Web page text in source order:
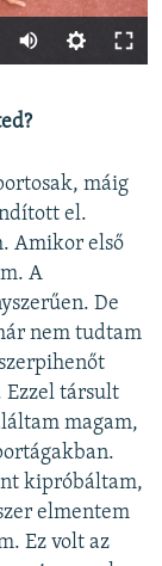
1080p
máig
el.
Amikor első
A
De
nem tudtam
Ezzel társult
magam,
kipróbáltam,
elmentem
Ez volt az